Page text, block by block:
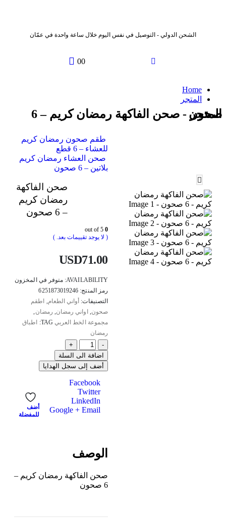
الشحن الدولي - التوصيل في نفس اليوم خلال ساعة واحدة في عمّان
00
Home
المتجر
المتجر - صحن الفاكهة رمضان كريم – 6 صحون
طقم صحون رمضان كريم
للعشاء – 6 قطع
صحن العشاء رمضان كريم
بلاتين – 6 صحون
صحن الفاكهة
رمضان كريم
– 6 صحون
0
( لا يوجد تقييمات بعد. )
USD71.00
AVAILABILITY: متوفر في المخزون
رمز المنتج: 6251873019246
التصنيفات: أواني الطعام, اطقم
صحون, اواني رمضان, رمضان,
مجموعة الخط العربي TAG:
اطباق
رمضان
-
+
اضافة الى السلة
أضف إلى سجل الهدايا
Facebook
Twitter
LinkedIn
Google + Email
أضف
للمفضلة
الوصف
صحن الفاكهة رمضان كريم –
6 صحون